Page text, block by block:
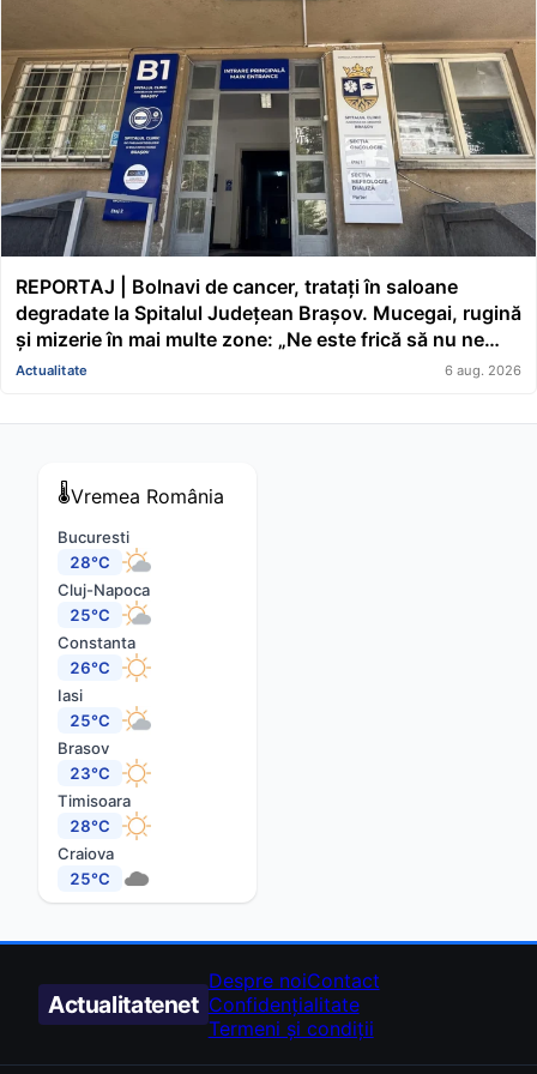
REPORTAJ | Bolnavi de cancer, tratați în saloane
degradate la Spitalul Județean Brașov. Mucegai, rugină
și mizerie în mai multe zone: „Ne este frică să nu ne
cadă tavanul în cap” FOTO/VIDEO
Actualitate 6 aug. 2026
🌡️Vremea România
Bucuresti
28°C
Cluj-Napoca
25°C
Constanta
26°C
Iasi
25°C
Brasov
23°C
Timisoara
28°C
Craiova
25°C
Actualitatenet
Despre noiContact
Confidențialitate
Termeni și condiții